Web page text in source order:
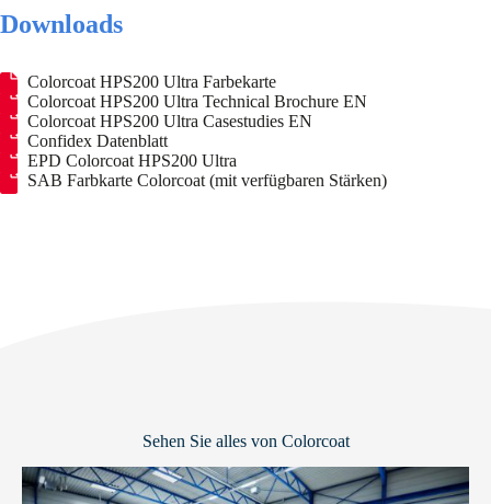
Downloads
Colorcoat HPS200 Ultra Farbekarte
Colorcoat HPS200 Ultra Technical Brochure EN
Colorcoat HPS200 Ultra Casestudies EN
Confidex Datenblatt
EPD Colorcoat HPS200 Ultra
SAB Farbkarte Colorcoat (mit verfügbaren Stärken)
Sehen Sie alles von Colorcoat